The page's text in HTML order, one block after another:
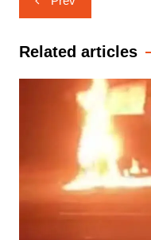
navigation
Related articles